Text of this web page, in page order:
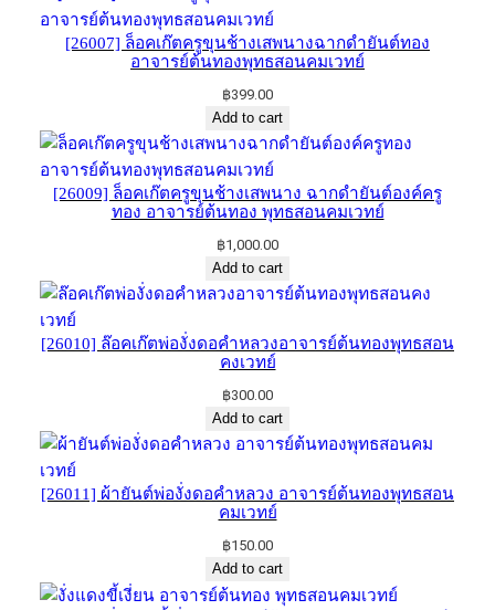
[26007] ล็อคเก๊ตครูขุนช้างเสพนางฉากดำยันต์ทอง​
อาจารย์​ต้นทอง​พุทธ​สอน​คม​เวทย์​
฿399.00
Add to cart
[26009] ล็อคเก๊ตครูขุนช้างเสพนาง ฉากดำยันต์​องค์​ครู
ทอง ​อาจารย์​ต้นทอง​ พุทธ​สอน​คม​เวทย์
฿1,000.00
Add to cart
[26010] ล๊อคเก๊ตพ่องั่งดอคำหลวงอาจารย์​ต้นทองพุทธ​สอน
คงเวทย์
฿300.00
Add to cart
[26011] ผ้ายันต์​พ่องั่งดอคำหลวง​ อาจารย์​ต้นทอง​พุทธ​สอน​
คม​เวทย์​
฿150.00
Add to cart